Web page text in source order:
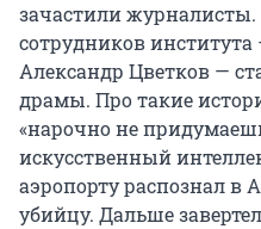
зачастили
сотрудников
Александр Цветков —
драмы. Про такие
«нарочно не
искусственный
аэропорту распознал в
убийцу. Дальше